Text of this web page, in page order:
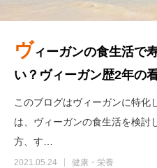
ヴィーガンの食生活で
い？ヴィーガン歴2年の
このブログはヴィーガンに特化
は、ヴィーガンの食生活を検討
方、す…
2021.05.24 健康・栄養